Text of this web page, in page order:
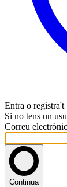
Entra o registra't
Si no tens un
Correu electrònic
Continua